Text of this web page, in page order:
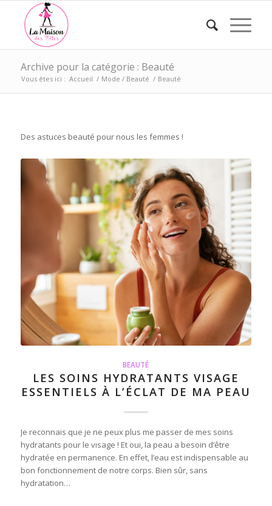
Archive pour la catégorie : Beauté
Vous êtes ici : Accueil / Mode / Beauté / Beauté
Des astuces beauté pour nous les femmes !
BEAUTÉ
LES SOINS HYDRATANTS VISAGE
ESSENTIELS À L’ÉCLAT DE MA PEAU
Je reconnais que je ne peux plus me passer de mes soins
hydratants pour le visage ! Et oui, la peau a besoin d’être
hydratée en permanence. En effet, l’eau est indispensable au
bon fonctionnement de notre corps. Bien sûr, sans
hydratation…